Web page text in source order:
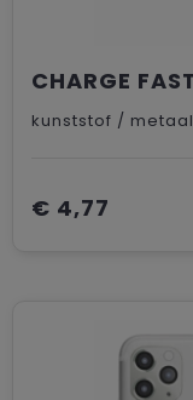
kunststof / metaal
€ 4,77